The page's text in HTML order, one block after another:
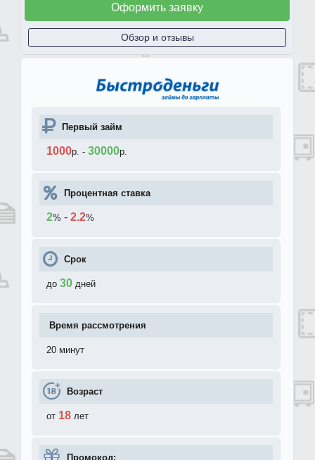
Оформить заявку
Обзор и отзывы
Первый займ
1000р. - 30000р.
Процентная ставка
2% - 2.2%
Срок
до 30 дней
Время рассмотрения
20 минут
Возраст
от 18 лет
Промокод: